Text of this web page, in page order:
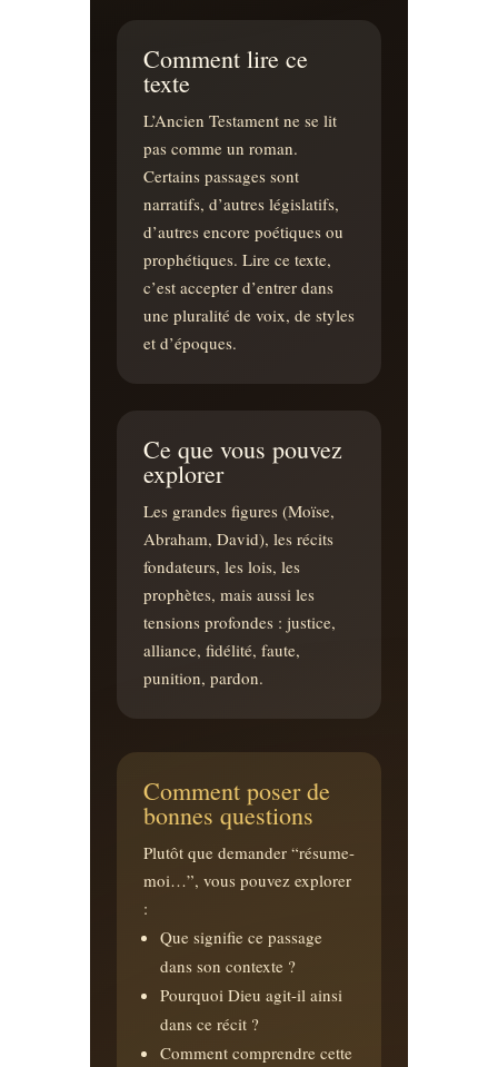
Comment lire ce
texte
L’Ancien Testament ne se lit
pas comme un roman.
Certains passages sont
narratifs, d’autres législatifs,
d’autres encore poétiques ou
prophétiques. Lire ce texte,
c’est accepter d’entrer dans
une pluralité de voix, de styles
et d’époques.
Ce que vous pouvez
explorer
Les grandes figures (Moïse,
Abraham, David), les récits
fondateurs, les lois, les
prophètes, mais aussi les
tensions profondes : justice,
alliance, fidélité, faute,
punition, pardon.
Comment poser de
bonnes questions
Plutôt que demander “résume-
moi…”, vous pouvez explorer
:
Que signifie ce passage
dans son contexte ?
Pourquoi Dieu agit-il ainsi
dans ce récit ?
Comment comprendre cette